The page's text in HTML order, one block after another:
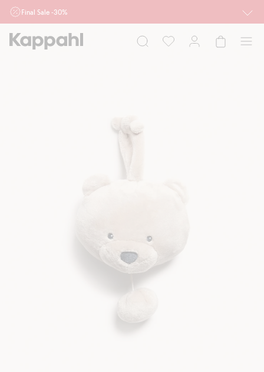
Final Sale -30%
działu outlet do 10.8 w sklepach Kappahl i Newbie oraz na kappahl.com. Ofert
nie łączymy